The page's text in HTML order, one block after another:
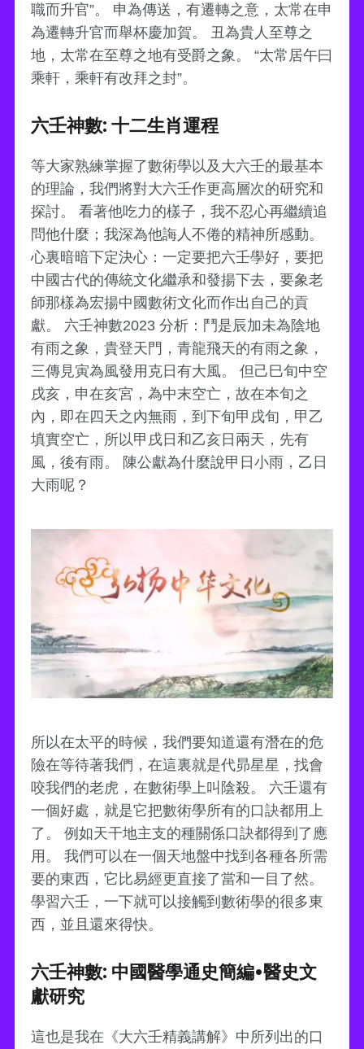
職而升官”。 申為傳送，有遷轉之意，太常在申
為遷轉升官而舉杯慶加賀。 丑為貴人至尊之
地，太常在至尊之地有受爵之象。 “太常居午曰
乘軒，乘軒有改拜之封”。
六壬神數: 十二生肖運程
等大家熟練掌握了數術學以及大六壬的最基本
的理論，我們將對大六壬作更高層次的研究和
探討。 看著他吃力的樣子，我不忍心再繼續追
問他什麼；我深為他誨人不倦的精神所感動。
心裏暗暗下定決心：一定要把六壬學好，要把
中國古代的傳統文化繼承和發揚下去，要象老
師那樣為宏揚中國數術文化而作出自己的貢
獻。 六壬神數2023 分析：鬥是辰加未為陰地
有雨之象，貴登天門，青龍飛天的有雨之象，
三傳見寅為風發用克日有大風。 但己巳旬中空
戌亥，申在亥宮，為中末空亡，故在本旬之
內，即在四天之內無雨，到下旬甲戌旬，甲乙
填實空亡，所以甲戌日和乙亥日兩天，先有
風，後有雨。 陳公獻為什麼說甲日小雨，乙日
大雨呢？
所以在太平的時候，我們要知道還有潛在的危
險在等待著我們，在這裏就是代昴星星，找會
咬我們的老虎，在數術學上叫陰殺。 六壬還有
一個好處，就是它把數術學所有的口訣都用上
了。 例如天干地主支的種關係口訣都得到了應
用。 我們可以在一個天地盤中找到各種各所需
要的東西，它比易經更直接了當和一目了然。
學習六壬，一下就可以接觸到數術學的很多東
西，並且還來得快。
六壬神數: 中國醫學通史簡編•醫史文
獻研究
這也是我在《大六壬精義講解》中所列出的口